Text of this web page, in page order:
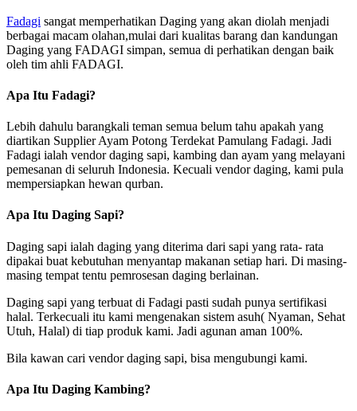
Fadagi sangat memperhatikan Daging yang akan diolah menjadi
berbagai macam olahan,mulai dari kualitas barang dan kandungan
Daging yang FADAGI simpan, semua di perhatikan dengan baik
oleh tim ahli FADAGI.
Apa Itu Fadagi?
Lebih dahulu barangkali teman semua belum tahu apakah yang
diartikan Supplier Ayam Potong Terdekat Pamulang Fadagi. Jadi
Fadagi ialah vendor daging sapi, kambing dan ayam yang melayani
pemesanan di seluruh Indonesia. Kecuali vendor daging, kami pula
mempersiapkan hewan qurban.
Apa Itu Daging Sapi?
Daging sapi ialah daging yang diterima dari sapi yang rata- rata
dipakai buat kebutuhan menyantap makanan setiap hari. Di masing-
masing tempat tentu pemrosesan daging berlainan.
Daging sapi yang terbuat di Fadagi pasti sudah punya sertifikasi
halal. Terkecuali itu kami mengenakan sistem asuh( Nyaman, Sehat
Utuh, Halal) di tiap produk kami. Jadi agunan aman 100%.
Bila kawan cari vendor daging sapi, bisa mengubungi kami.
Apa Itu Daging Kambing?